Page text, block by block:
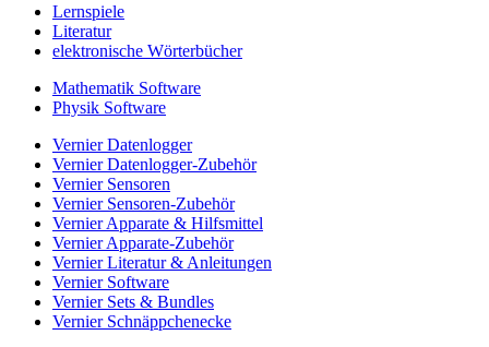
Lernspiele
Literatur
elektronische Wörterbücher
Mathematik Software
Physik Software
Vernier Datenlogger
Vernier Datenlogger-Zubehör
Vernier Sensoren
Vernier Sensoren-Zubehör
Vernier Apparate & Hilfsmittel
Vernier Apparate-Zubehör
Vernier Literatur & Anleitungen
Vernier Software
Vernier Sets & Bundles
Vernier Schnäppchenecke